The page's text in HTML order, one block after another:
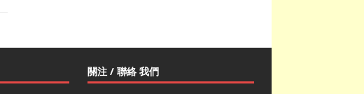
關注 / 聯絡 我們